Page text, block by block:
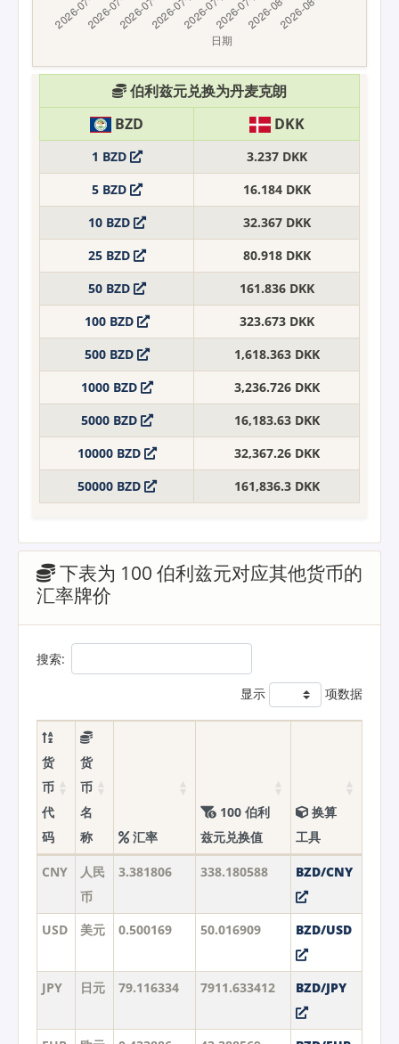
伯利兹元兑换为丹麦克朗
BZD
DKK
1 BZD
3.237 DKK
5 BZD
16.184 DKK
10 BZD
32.367 DKK
25 BZD
80.918 DKK
50 BZD
161.836 DKK
100 BZD
323.673 DKK
500 BZD
1,618.363 DKK
1000 BZD
3,236.726 DKK
5000 BZD
16,183.63 DKK
10000 BZD
32,367.26 DKK
50000 BZD
161,836.3 DKK
下表为 100 伯利兹元对应其他货币的
汇率牌价
搜索:
显示 项数据
货
币
代
码
货
币
名
称
汇率
100 伯利
兹元兑换值
换算
工具
CNY
人民
币
3.381806 338.180588 BZD/CNY
USD 美元 0.500169 50.016909 BZD/USD
JPY 日元 79.116334 7911.633412 BZD/JPY